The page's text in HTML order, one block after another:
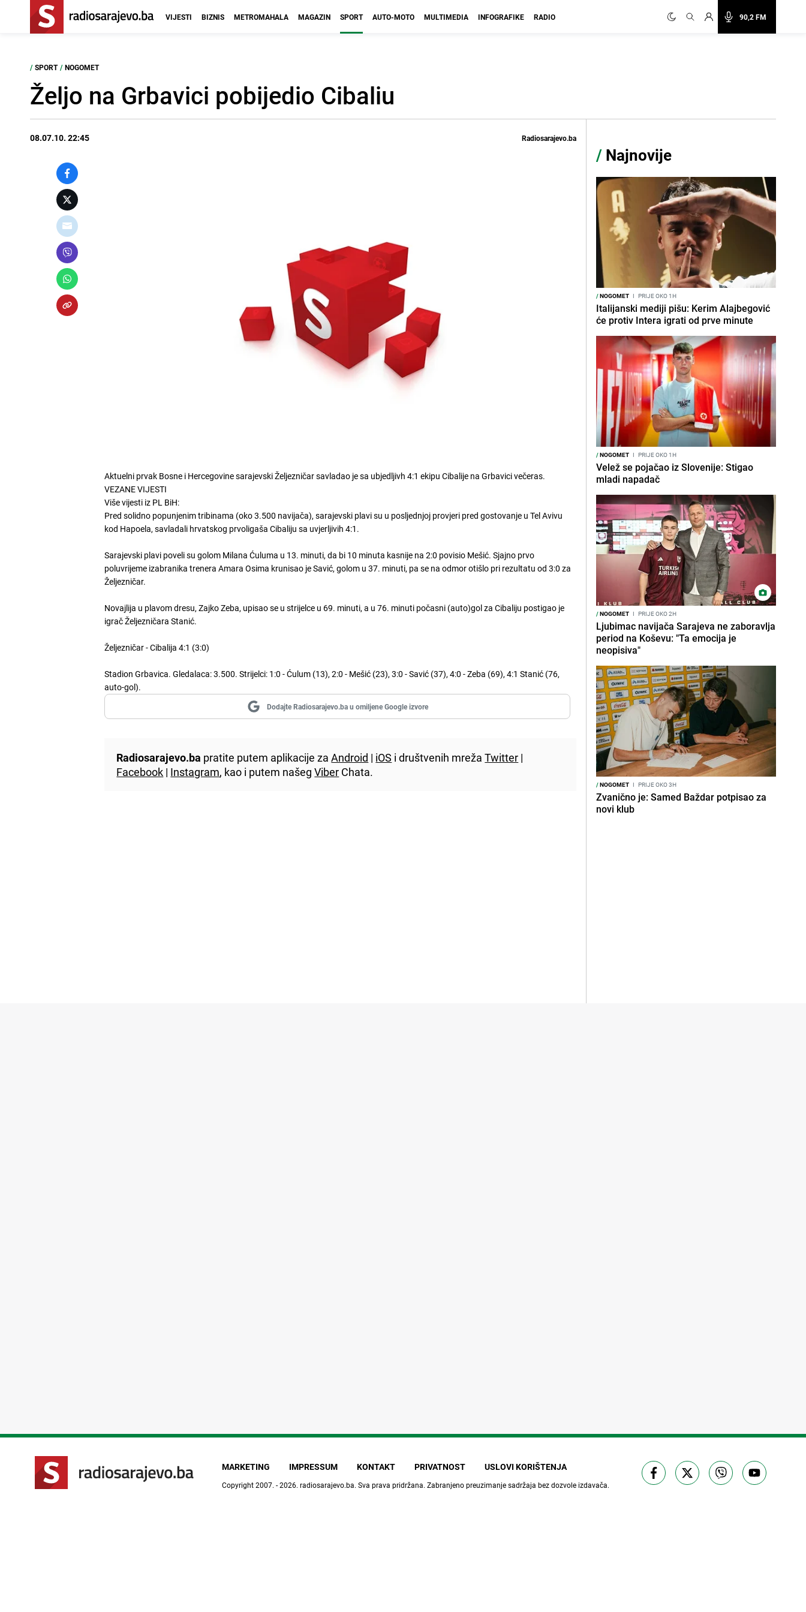
90,2 FM
VIJESTI BIZNIS METROMAHALA MAGAZIN SPORT AUTO-MOTO MULTIMEDIA INFOGRAFIKE RADIO
/ SPORT / NOGOMET
Željo na Grbavici pobijedio Cibaliu
08.07.10. 22:45 Radiosarajevo.ba
Aktuelni prvak Bosne i Hercegovine sarajevski Željezničar savladao je sa ubjedljivh 4:1 ekipu Cibalije na Grbavici večeras.
VEZANE VIJESTI
Više vijesti iz PL BiH:
Pred solidno popunjenim tribinama (oko 3.500 navijača), sarajevski plavi su u posljednjoj provjeri pred gostovanje u Tel Avivu
kod Hapoela, savladali hrvatskog prvoligaša Cibaliju sa uvjerljivih 4:1.
Sarajevski plavi poveli su golom Milana Ćuluma u 13. minuti, da bi 10 minuta kasnije na 2:0 povisio Mešić. Sjajno prvo
poluvrijeme izabranika trenera Amara Osima krunisao je Savić, golom u 37. minuti, pa se na odmor otišlo pri rezultatu od 3:0 za
Željezničar.
Novajlija u plavom dresu, Zajko Zeba, upisao se u strijelce u 69. minuti, a u 76. minuti počasni (auto)gol za Cibaliju postigao je
igrač Željezničara Stanić.
Željezničar - Cibalija 4:1 (3:0)
Stadion Grbavica. Gledalaca: 3.500. Strijelci: 1:0 - Ćulum (13), 2:0 - Mešić (23), 3:0 - Savić (37), 4:0 - Zeba (69), 4:1 Stanić (76,
auto-gol).
Dodajte Radiosarajevo.ba u omiljene Google izvore
Radiosarajevo.ba pratite putem aplikacije zaAndroid | iOS i društvenih mrežaTwitter |
Facebook | Instagram, kao i putem našegViber Chata.
/ Najnovije
/NOGOMET I PRIJE OKO 1H
Italijanski mediji pišu: Kerim Alajbegović
će protiv Intera igrati od prve minute
/NOGOMET I PRIJE OKO 1H
Velež se pojačao iz Slovenije: Stigao
mladi napadač
/NOGOMET I PRIJE OKO 2H
Ljubimac navijača Sarajeva ne zaboravlja
period na Koševu: "Ta emocija je
neopisiva"
/NOGOMET I PRIJE OKO 3H
Zvanično je: Samed Baždar potpisao za
novi klub
MARKETING IMPRESSUM KONTAKT PRIVATNOST USLOVI KORIŠTENJA
Copyright 2007. - 2026. radiosarajevo.ba. Sva prava pridržana. Zabranjeno preuzimanje sadržaja bez dozvole izdavača.